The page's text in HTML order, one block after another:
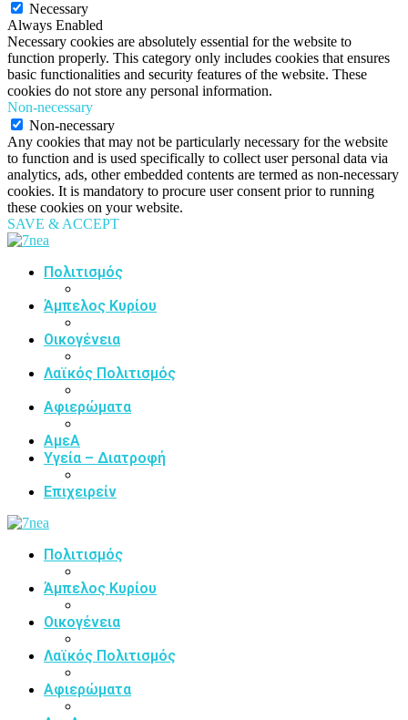
Necessary
Always Enabled
Necessary cookies are absolutely essential for the website to
function properly. This category only includes cookies that ensures
basic functionalities and security features of the website. These
cookies do not store any personal information.
Non-necessary
Non-necessary
Any cookies that may not be particularly necessary for the website
to function and is used specifically to collect user personal data via
analytics, ads, other embedded contents are termed as non-necessary
cookies. It is mandatory to procure user consent prior to running
these cookies on your website.
SAVE & ACCEPT
Πολιτισμός
Άμπελος Κυρίου
Οικογένεια
Λαϊκός Πολιτισμός
Αφιερώματα
ΑμεΑ
Υγεία – Διατροφή
Επιχειρείν
Πολιτισμός
Άμπελος Κυρίου
Οικογένεια
Λαϊκός Πολιτισμός
Αφιερώματα